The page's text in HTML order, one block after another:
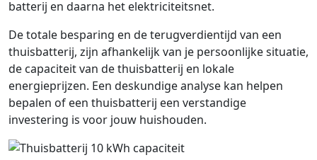
batterij en daarna het elektriciteitsnet.
De totale besparing en de terugverdientijd van een
thuisbatterij, zijn afhankelijk van je persoonlijke situatie,
de capaciteit van de thuisbatterij en lokale
energieprijzen. Een deskundige analyse kan helpen
bepalen of een thuisbatterij een verstandige
investering is voor jouw huishouden.